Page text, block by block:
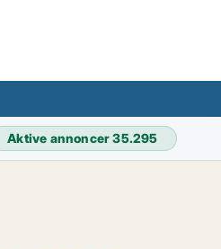
Aktive annoncer35.295